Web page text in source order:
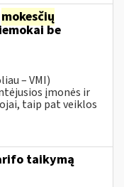
mokesčių
be
– VMI)
įmonės ir
taip pat veiklos
taikymą